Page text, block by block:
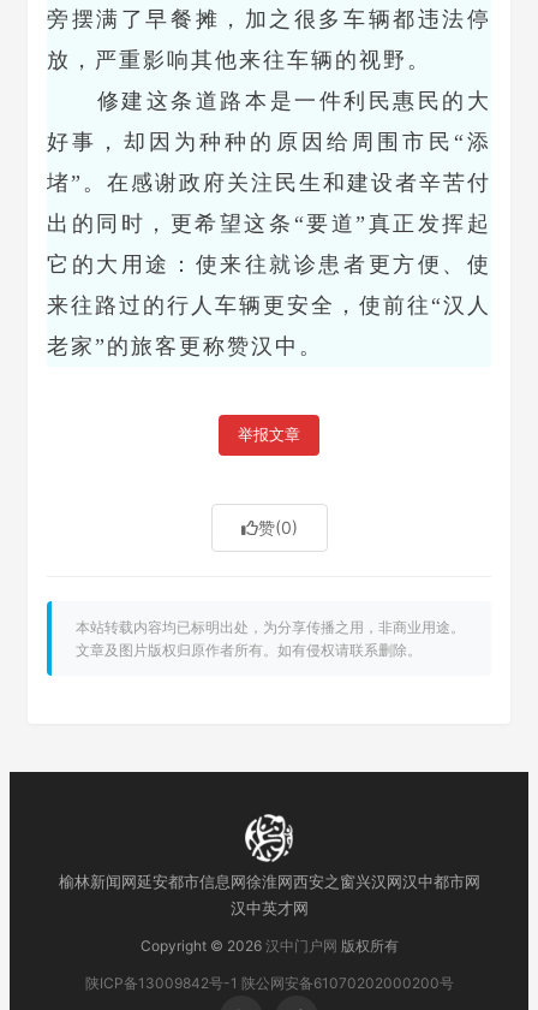
旁摆满了早餐摊，加之很多车辆都违法停
放，严重影响其他来往车辆的视野。
修建这条道路本是一件利民惠民的大
好事，却因为种种的原因给周围市民“添
堵”。在感谢政府关注民生和建设者辛苦付
出的同时，更希望这条“要道”真正发挥起
它的大用途：使来往就诊患者更方便、使
来往路过的行人车辆更安全，使前往“汉人
老家”的旅客更称赞汉中。
举报文章
赞(0)
本站转载内容均已标明出处，为分享传播之用，非商业用途。
文章及图片版权归原作者所有。如有侵权请联系删除。
榆林新闻网延安都市信息网徐淮网西安之窗兴汉网汉中都市网
汉中英才网
Copyright © 2026 汉中门户网 版权所有
陕ICP备13009842号-1 陕公网安备61070202000200号